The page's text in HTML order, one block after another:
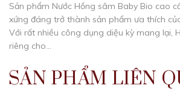
Sản phẩm Nước Hồng sâm Baby Bio cao
xứng đáng trở thành sản phẩm ưa thích
Với rất nhiều công dụng diệu kỳ mang lại,
riêng cho...
SẢN PHẨM LIÊN